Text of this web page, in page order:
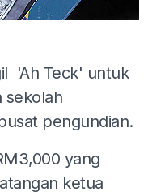
'Ah Teck' untuk
sekolah
pengundian.
yang
ketua